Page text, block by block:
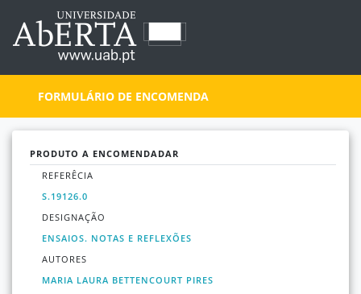
FORMULÁRIO DE ENCOMENDA
PRODUTO A ENCOMENDADAR
REFERÊCIA
S.19126.0
DESIGNAÇÃO
ENSAIOS. NOTAS E REFLEXÕES
AUTORES
MARIA LAURA BETTENCOURT PIRES